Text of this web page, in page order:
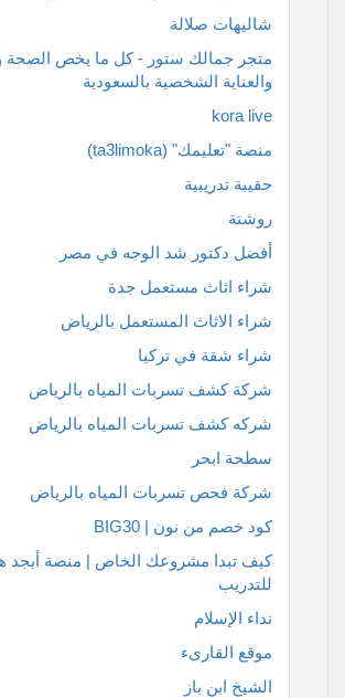
شاليهات صلالة
متجر جمالك ستور - كل ما يخص الصحة
والعناية الشخصية بالسعودية
kora live
منصة "تعليمك" (ta3limoka)
حقيبة تدريبية
روشتة
أفضل دكتور شد الوجه في مصر
شراء اثاث مستعمل جدة
شراء الاثاث المستعمل بالرياض
شراء شقة في تركيا
شركة كشف تسربات المياه بالرياض
شركه كشف تسربات المياه بالرياض
سطحة ابحر
شركة فحص تسربات المياه بالرياض
كود خصم من نون | BIG30
كيف تبدا مشروعك الخاص | منصة أبجد
للتدريب
نداء الإسلام
موقع القارىء
الشيخ ابن باز